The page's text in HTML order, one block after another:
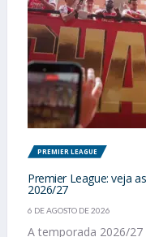
PREMIER LEAGUE
Premier League: veja
2026/27
6 DE AGOSTO DE 2026
A temporada 2026/